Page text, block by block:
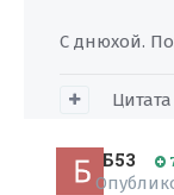
С днюхой.
Цитата
Б53